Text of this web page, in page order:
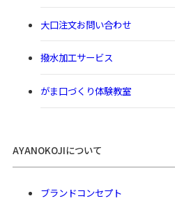
大口注文お問い合わせ
撥水加工サービス
がま口づくり体験教室
AYANOKOJIについて
ブランドコンセプト